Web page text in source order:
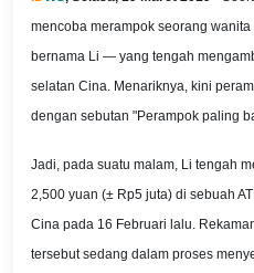
mencoba merampok seorang
bernama Li — yang tengah
selatan Cina. Menariknya, kini
dengan sebutan "Perampok paling
Jadi, pada suatu malam, Li tengah
2,500 yuan (± Rp5 juta) di sebuah
Cina pada 16 Februari lalu.
tersebut sedang dalam proses